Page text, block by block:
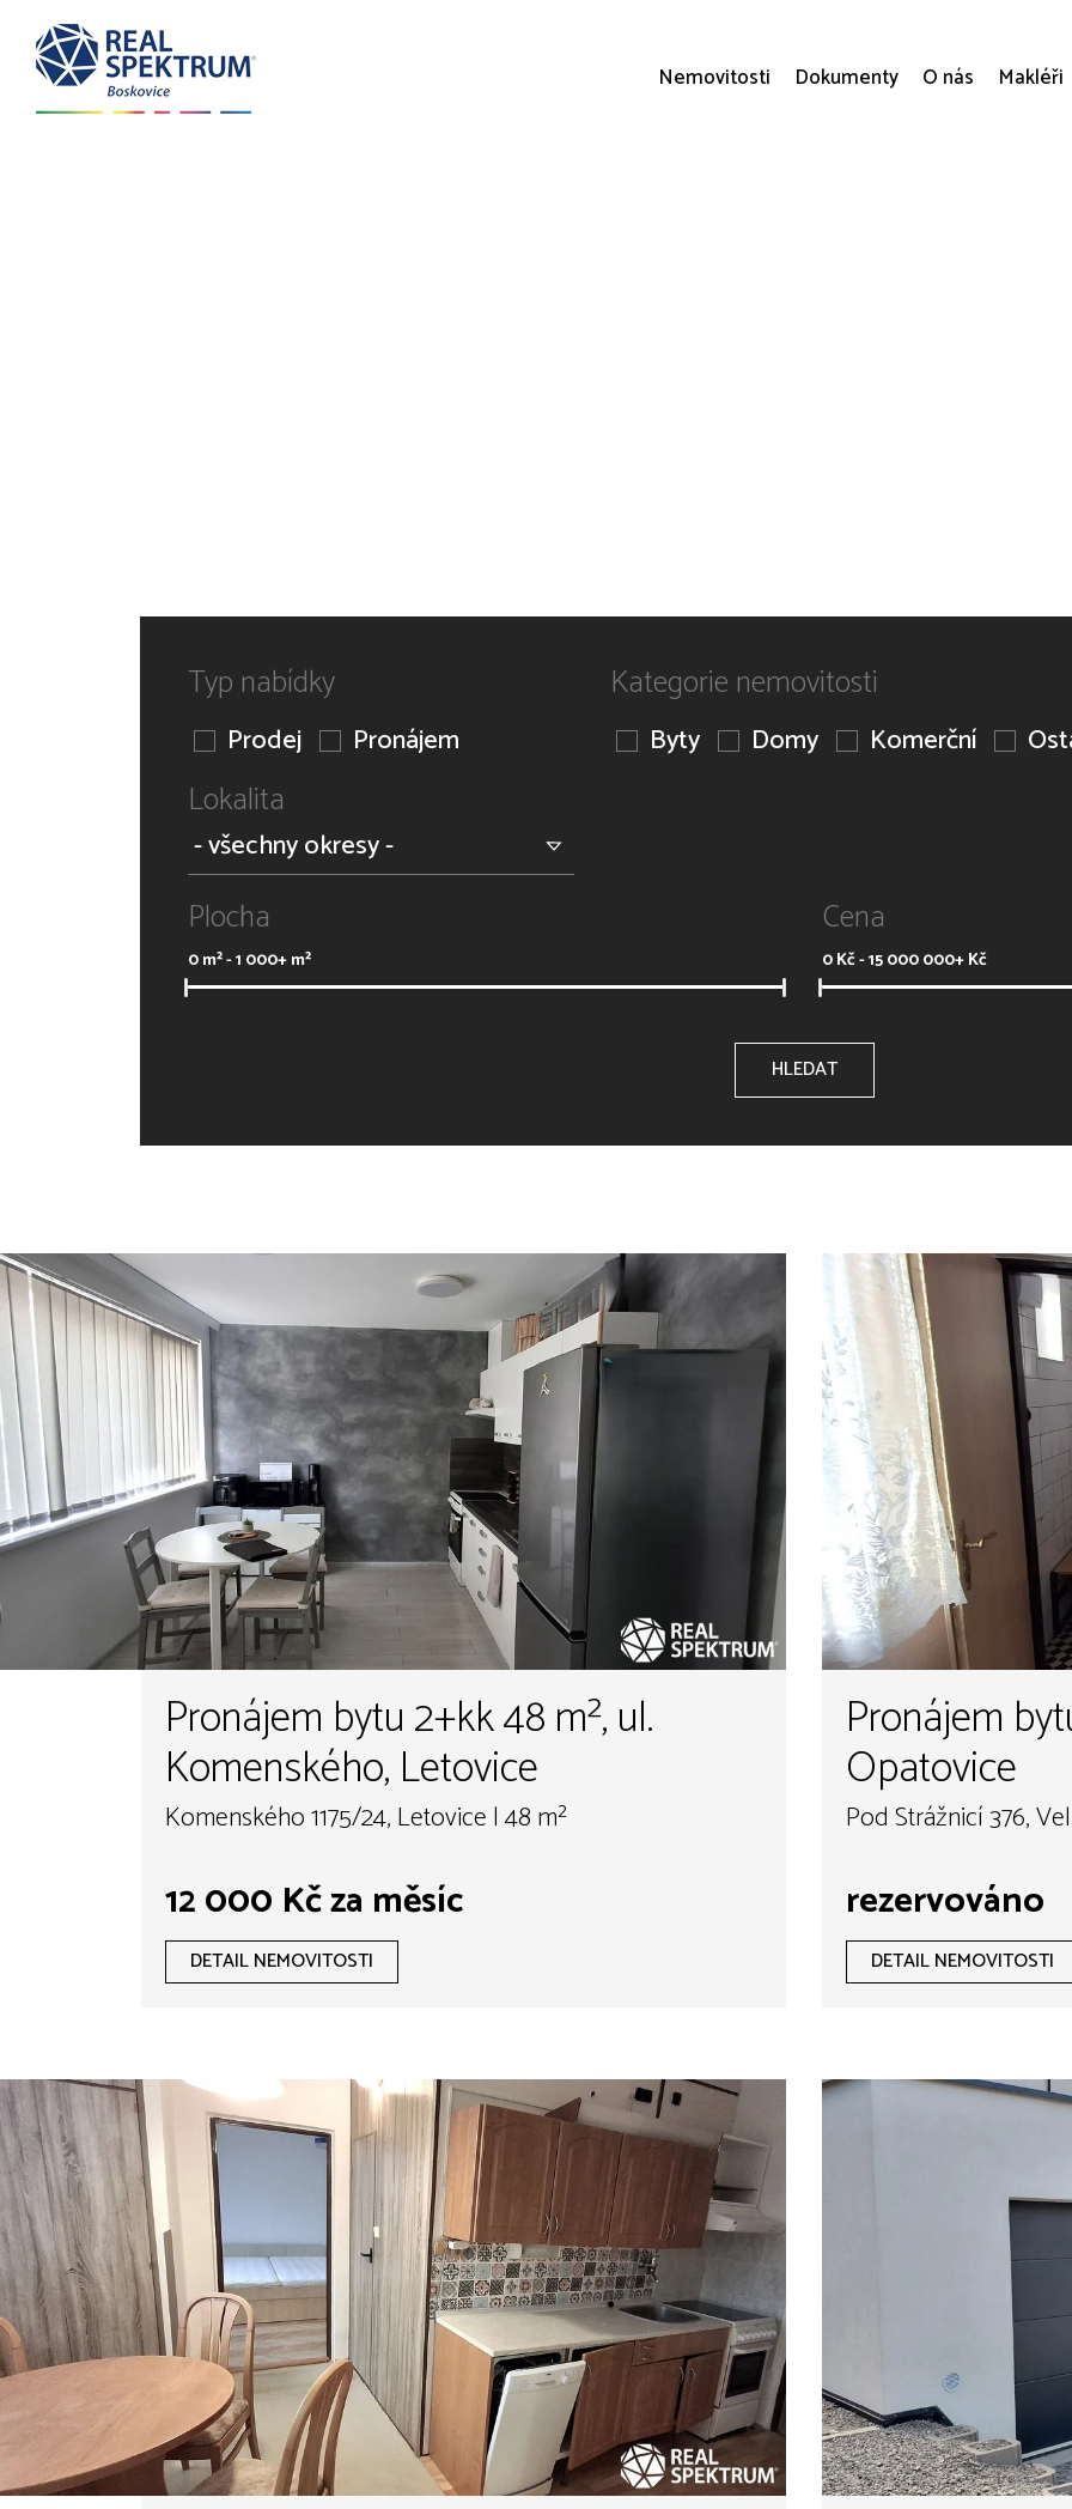
Nemovitosti Dokumenty O nás Makléři
Typ nabídky
Prodej Pronájem
Lokalita
Kategorie nemovitosti
Byty Domy Komerční
Plocha
0m² -1 000+m²
Cena
0Kč -15 000 000+Kč
HLEDAT
Pronájem bytu 2+kk 48 m², ul.
Komenského, Letovice
Komenského 1175/24, Letovice | 48 m²
12 000 Kč za měsíc
DETAIL NEMOVITOSTI
Pronájem
Opatovice
Pod Strážnicí 376,
rezervováno
DETAIL NEMOVITOSTI